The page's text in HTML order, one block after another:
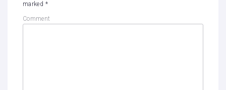
marked *
Comment